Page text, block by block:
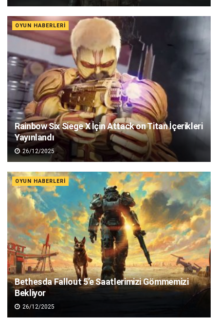
OYUN HABERLERI
Rainbow Six Siege X İçin Attack on Titan İçerikleri
Yayınlandı
26/12/2025
OYUN HABERLERI
Bethesda Fallout 5’e Saatlerimizi Gömmemizi
Bekliyor
26/12/2025